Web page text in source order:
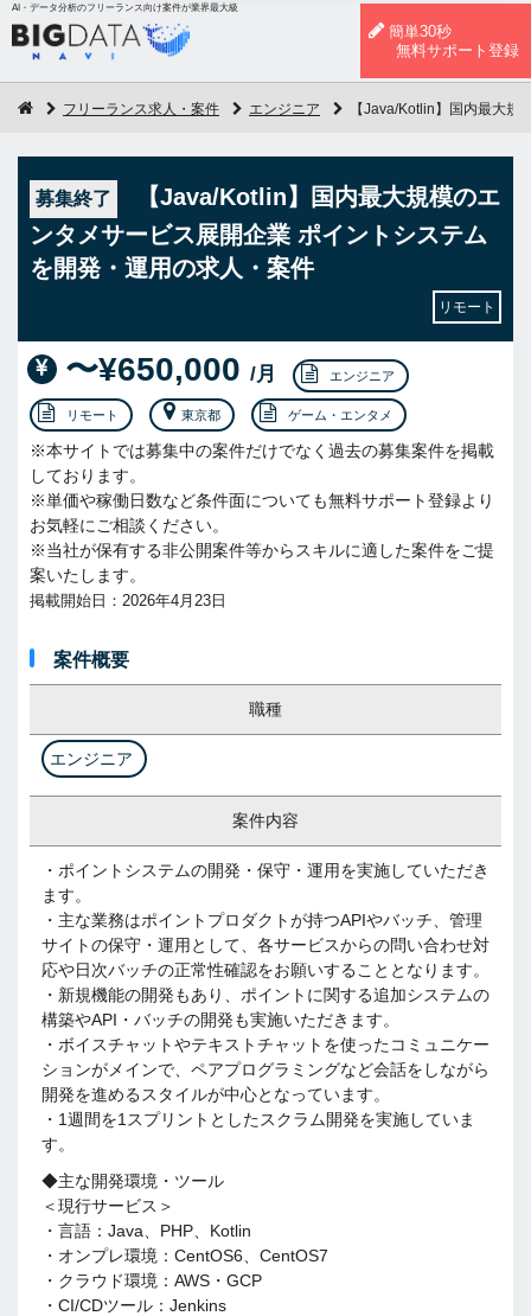
AI・データ分析のフリーランス向け案件が業界最大級
簡単30秒
無料サポート登録
フリーランス求人・案件 エンジニア 【Java/Kotlin】国内最大
募集終了
【Java/Kotlin】国内最大規模のエ
ンタメサービス展開企業 ポイントシステム
を開発・運用の求人・案件
リモート
〜¥650,000 /月 エンジニア
リモート 東京都 ゲーム・エンタメ
※本サイトでは募集中の案件だけでなく過去の募集案件を掲載
しております。
※単価や稼働日数など条件面についても無料サポート登録より
お気軽にご相談ください。
※当社が保有する非公開案件等からスキルに適した案件をご提
案いたします。
掲載開始日：2026年4月23日
案件概要
職種
エンジニア
案件内容
・ポイントシステムの開発・保守・運用を実施していただき
ます。
・主な業務はポイントプロダクトが持つAPIやバッチ、管理
サイトの保守・運用として、各サービスからの問い合わせ対
応や日次バッチの正常性確認をお願いすることとなります。
・新規機能の開発もあり、ポイントに関する追加システムの
構築やAPI・バッチの開発も実施いただきます。
・ボイスチャットやテキストチャットを使ったコミュニケー
ションがメインで、ペアプログラミングなど会話をしながら
開発を進めるスタイルが中心となっています。
・1週間を1スプリントとしたスクラム開発を実施していま
す。
◆主な開発環境・ツール
＜現行サービス＞
・言語：Java、PHP、Kotlin
・オンプレ環境：CentOS6、CentOS7
・クラウド環境：AWS・GCP
・CI/CDツール：Jenkins